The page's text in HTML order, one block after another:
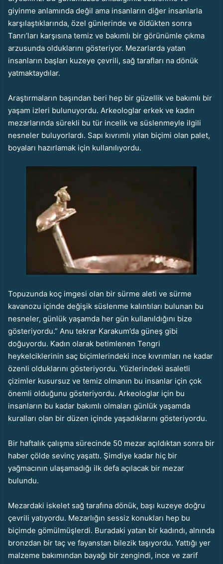
giyinme anlamında değil ama insanların diğer insanlarla
karşılaştıklarında, özel günlerinde ve öldükten sonra
Tanrı’ları karşısına temiz ve bakımlı bir görünümle çıkma
arzusunda olduklarını gösteriyor. Mezarlarda yatan
insanların başları kuzeye çevrili, sağ tarafları na dönük
yatmaktaydılar.
Araştırmaların başından beri hep bir güzellik ve bakımlı bir
yaşam izleri bulunuyordu. Arkeologlar erkek ve kadın
mezarlarında sürekli bu tür incelik ve süslenmeyle ilgili
nesneler buluyorlardı. Sapı kıvrımlı yılan biçimi olan palet,
boyaları hazırlamak için kullanılıyordu.
Topuzunda koç imgesi olan bir sürme aleti ve sürme
kavanozu içinde değişik süslenme kalıntıları bulunan bu
nesneler, günlük yaşamda her gün kullanıldığını bize
gösteriyordu.” Anu tekrar Karakum’da güneş gibi
doğuyordu. Kadın olarak betimlenen Tengri
heykelciklerinin saç biçimlerindeki ince kıvrımları ne kadar
özenli olduklarını gösteriyordu. Yüzlerindeki asaletli
çizimler kusursuz ve temiz olmanın bu insanlar için çok
önemli olduğunu gösteriyordu. Arkeologlar için bu
insanların bu kadar bakımlı olmaları günlük yaşamda
kuralları olan bir düzen içinde yaşadıklarını gösteriyordu.
Bir haftalık çalışma sürecinde 50 mezar açıldıktan sonra bir
haber çölde sevinç yaşattı. Şimdiye kadar hiç bir
yağmacının ulaşamadığı ilk defa açılacak bir mezar
bulundu.
Mezardaki iskelet sağ tarafına dönük, başı kuzeye doğru
çevrili yatıyordu. Mezarlığın sessiz konukları hep bu
biçimde gömülmüşlerdi. Buradaki yatan bir kadındı, alnında
bronzdan bir taç ve fayanstan bilezik taşıyordu. Yattığı yer
malzeme bakımından bayağı bir zengindi, ince ve zarif